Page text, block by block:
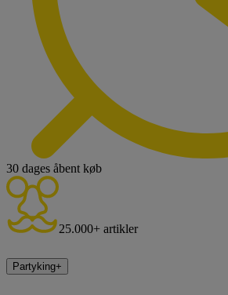
30 dages åbent køb
25.000+ artikler
Partyking+